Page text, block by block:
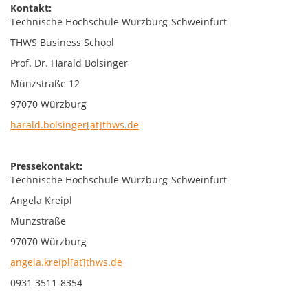
Kontakt:
Technische Hochschule Würzburg-Schweinfurt
THWS Business School
Prof. Dr. Harald Bolsinger
Münzstraße 12
97070 Würzburg
harald.bolsinger[at]thws.de
Pressekontakt:
Technische Hochschule Würzburg-Schweinfurt
Angela Kreipl
Münzstraße
97070 Würzburg
angela.kreipl[at]thws.de
0931 3511-8354